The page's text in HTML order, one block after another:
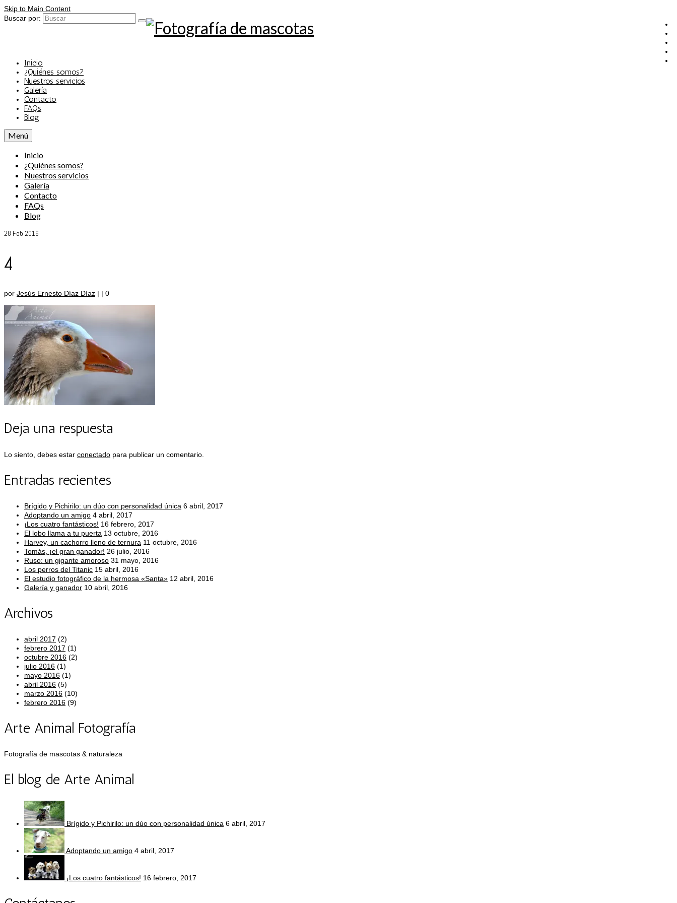
Skip to Main Content
Buscar por:
Inicio
¿Quiénes somos?
Nuestros servicios
Galería
Contacto
FAQs
Blog
Menú
Inicio
¿Quiénes somos?
Nuestros servicios
Galería
Contacto
FAQs
Blog
28 Feb 2016
4
por Jesús Ernesto Díaz Díaz | | 0
Deja una respuesta
Lo siento, debes estar conectado para publicar un comentario.
Entradas recientes
Brígido y Pichirilo: un dúo con personalidad única 6 abril, 2017
Adoptando un amigo 4 abril, 2017
¡Los cuatro fantásticos! 16 febrero, 2017
El lobo llama a tu puerta 13 octubre, 2016
Harvey, un cachorro lleno de ternura 11 octubre, 2016
Tomás, ¡el gran ganador! 26 julio, 2016
Ruso: un gigante amoroso 31 mayo, 2016
Los perros del Titanic 15 abril, 2016
El estudio fotográfico de la hermosa «Santa» 12 abril, 2016
Galería y ganador 10 abril, 2016
Archivos
abril 2017 (2)
febrero 2017 (1)
octubre 2016 (2)
julio 2016 (1)
mayo 2016 (1)
abril 2016 (5)
marzo 2016 (10)
febrero 2016 (9)
Arte Animal Fotografía
Fotografía de mascotas & naturaleza
El blog de Arte Animal
Brígido y Pichirilo: un dúo con personalidad única 6 abril, 2017
Adoptando un amigo 4 abril, 2017
¡Los cuatro fantásticos! 16 febrero, 2017